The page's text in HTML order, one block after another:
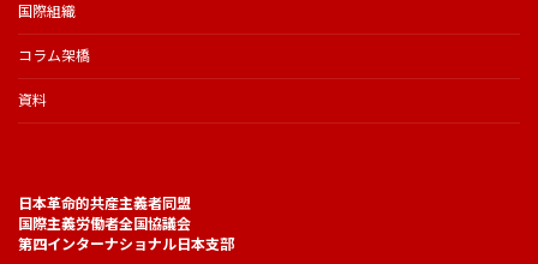
国際組織
コラム架橋
資料
日本革命的共産主義者同盟
国際主義労働者全国協議会
第四インターナショナル日本支部